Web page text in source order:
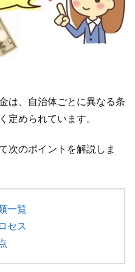
は、自治体ごとに異なる条
定められています。
次のポイントを解説しま
一覧
セス